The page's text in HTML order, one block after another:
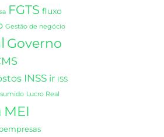
FGTS fluxo
Gestão de negócio
Governo
INSS ir ISS
Lucro Real
MEI